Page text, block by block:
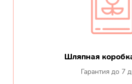
Шляпная
Гарантия до 7